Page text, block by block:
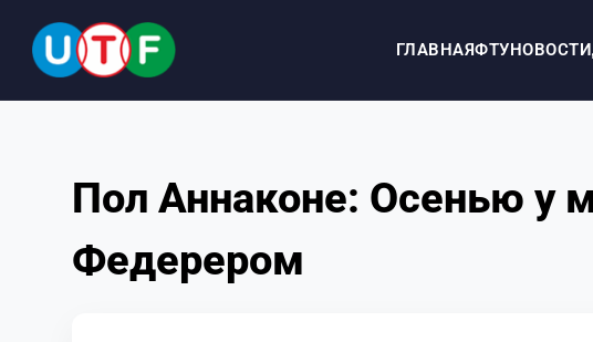
ГЛАВНАЯФТУНОВОСТИ
Пол Аннаконе: Осенью у
Федерером